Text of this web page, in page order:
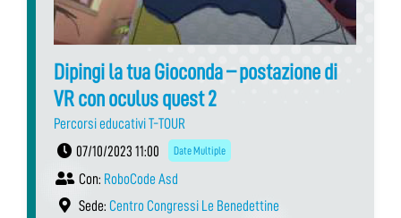
Dipingi la tua Gioconda – postazione di
VR con oculus quest 2
Percorsi educativi T-TOUR
07/10/2023 11:00
Date Multiple
Con: RoboCode Asd
Sede: Centro Congressi Le Benedettine